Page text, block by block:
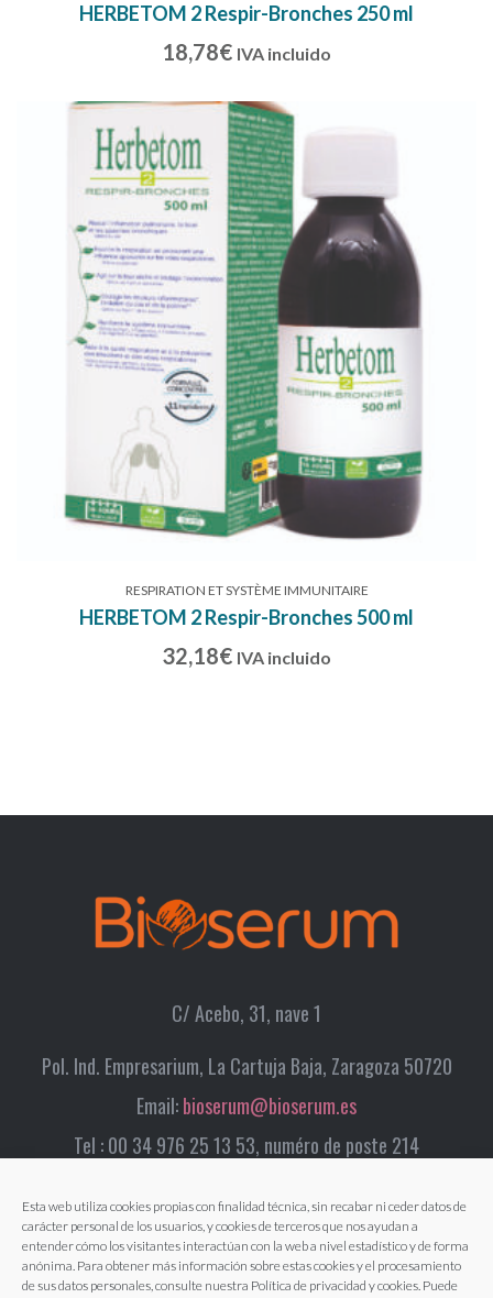
Esta web utiliza cookies propias con finalidad técnica, sin recabar ni ceder datos de
carácter personal de los usuarios, y cookies de terceros que nos ayudan a
entender cómo los visitantes interactúan con la web a nivel estadístico y de forma
anónima. Para obtener más información sobre estas cookies y el procesamiento
de sus datos personales, consulte nuestra Política de privacidad y cookies. Puede
HERBETOM 2 Respir-Bronches 250 ml
18,78€ IVA incluido
RESPIRATION ET SYSTÈME IMMUNITAIRE
HERBETOM 2 Respir-Bronches 500 ml
32,18€ IVA incluido
C/ Acebo, 31, nave 1
Pol. Ind. Empresarium, La Cartuja Baja, Zaragoza 50720
Email:bioserum@bioserum.es
Tel : 00 34 976 25 13 53, numéro de poste 214